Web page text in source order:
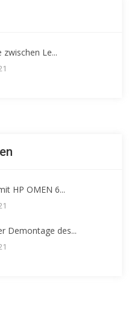
zwischen Le...
HP OMEN 6...
Demontage des...